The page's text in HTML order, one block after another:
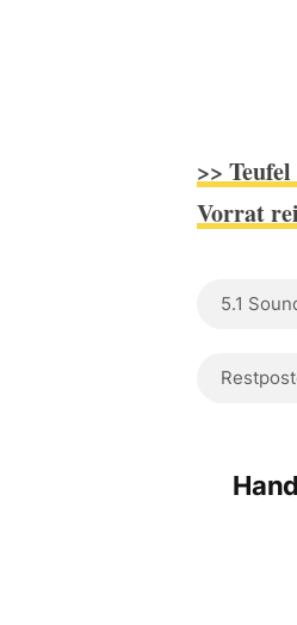
>>
Vorrat
5.1